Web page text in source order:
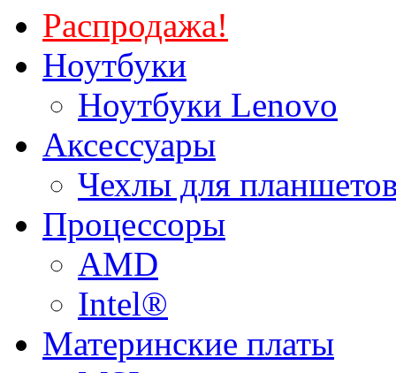
Распродажа!
Ноутбуки
Ноутбуки Lenovo
Аксессуары
Чехлы для
Процессоры
AMD
Intel®
Материнские платы